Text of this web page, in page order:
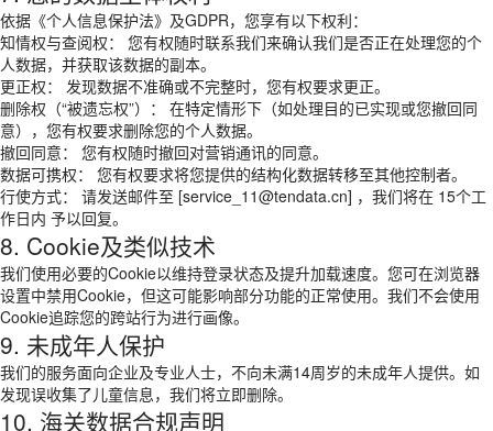
依据《个人信息保护法》及GDPR，您享有以下权利：
知情权与查阅权： 您有权随时联系我们来确认我们是否正在处理您的个
人数据，并获取该数据的副本。
更正权： 发现数据不准确或不完整时，您有权要求更正。
删除权（“被遗忘权”）： 在特定情形下（如处理目的已实现或您撤回同
意），您有权要求删除您的个人数据。
撤回同意： 您有权随时撤回对营销通讯的同意。
数据可携权： 您有权要求将您提供的结构化数据转移至其他控制者。
行使方式： 请发送邮件至 [service_11@tendata.cn] ，我们将在 15个工
作日内 予以回复。
8. Cookie及类似技术
我们使用必要的Cookie以维持登录状态及提升加载速度。您可在浏览器
设置中禁用Cookie，但这可能影响部分功能的正常使用。我们不会使用
Cookie追踪您的跨站行为进行画像。
9. 未成年人保护
我们的服务面向企业及专业人士，不向未满14周岁的未成年人提供。如
发现误收集了儿童信息，我们将立即删除。
10. 海关数据合规声明